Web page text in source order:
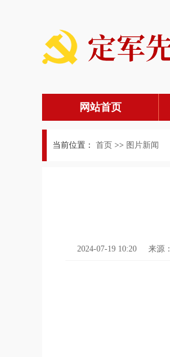
网站首页
当前位置： 首页 >> 图片新闻
2024-07-19 10:20 来源：